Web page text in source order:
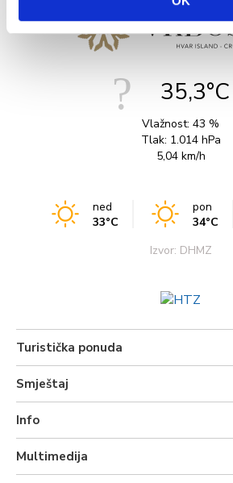
35,3°C
Vlažnost: 43 %
Tlak: 1.014 hPa
5,04 km/h
ned
33°C
pon
34°C
Izvor: DHMZ
Turistička ponuda
Smještaj
Info
Multimedija